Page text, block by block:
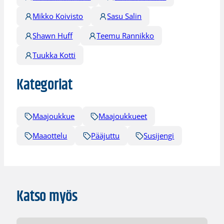
Mikko Koivisto
Sasu Salin
Shawn Huff
Teemu Rannikko
Tuukka Kotti
Kategoriat
Maajoukkue
Maajoukkueet
Maaottelu
Pääjuttu Susijengi
Katso myös